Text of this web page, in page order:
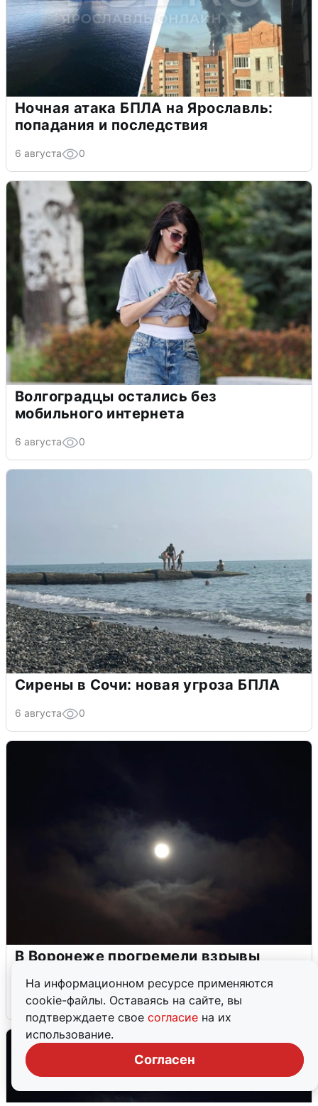
На информационном ресурсе применяются
cookie-файлы. Оставаясь на сайте, вы
подтверждаете свое согласие на их
использование.
Согласен
Ночная атака БПЛА на Ярославль:
попадания и последствия
6 августа 0
Волгоградцы остались без
мобильного интернета
6 августа 0
Сирены в Сочи: новая угроза БПЛА
6 августа 0
В Воронеже прогремели взрывы
5 августа 0